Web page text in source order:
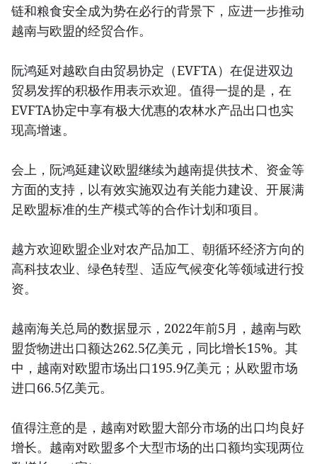
链和粮食安全成为势在必行的背景下，应进一步推动
越南与欧盟的经贸合作。
阮鸿延对越欧自由贸易协定（EVFTA）在促进双边
贸易发挥的积极作用表示欢迎。值得一提的是，在
EVFTA协定中享有极大优惠的农林水产品出口也实
现高增速。
会上，阮鸿延建议欧盟继续为越南提供技术、资金等
方面的支持，以有效实施双边有关能力建设、开展满
足欧盟标准的生产模式等的合作计划和项目。
越方欢迎欧盟企业对农产品加工、朝循环经济方向的
高科技农业、绿色转型、适应气候变化等领域进行投
资。
越南海关总局的数据显示，2022年前5月，越南与欧
盟货物进出口额达262.5亿美元，同比增长15%。其
中，越南对欧盟市场出口195.9亿美元；从欧盟市场
进口66.5亿美元。
值得注意的是，越南对欧盟大部分市场的出口均良好
增长。越南对欧盟多个大型市场的出口额均实现两位